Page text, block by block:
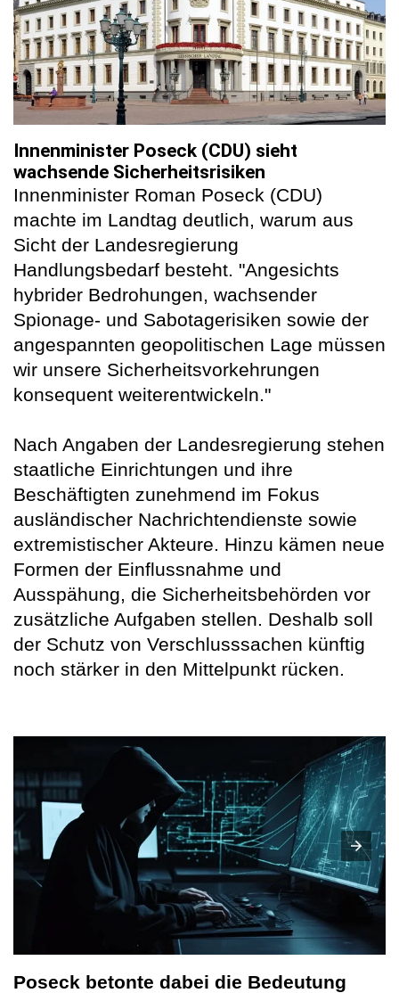
Innenminister Poseck (CDU) sieht
wachsende Sicherheitsrisiken
Innenminister Roman Poseck (CDU)
machte im Landtag deutlich, warum aus
Sicht der Landesregierung
Handlungsbedarf besteht. "Angesichts
hybrider Bedrohungen, wachsender
Spionage- und Sabotagerisiken sowie der
angespannten geopolitischen Lage müssen
wir unsere Sicherheitsvorkehrungen
konsequent weiterentwickeln."
Nach Angaben der Landesregierung stehen
staatliche Einrichtungen und ihre
Beschäftigten zunehmend im Fokus
ausländischer Nachrichtendienste sowie
extremistischer Akteure. Hinzu kämen neue
Formen der Einflussnahme und
Ausspähung, die Sicherheitsbehörden vor
zusätzliche Aufgaben stellen. Deshalb soll
der Schutz von Verschlusssachen künftig
noch stärker in den Mittelpunkt rücken.
Poseck betonte dabei die Bedeutung